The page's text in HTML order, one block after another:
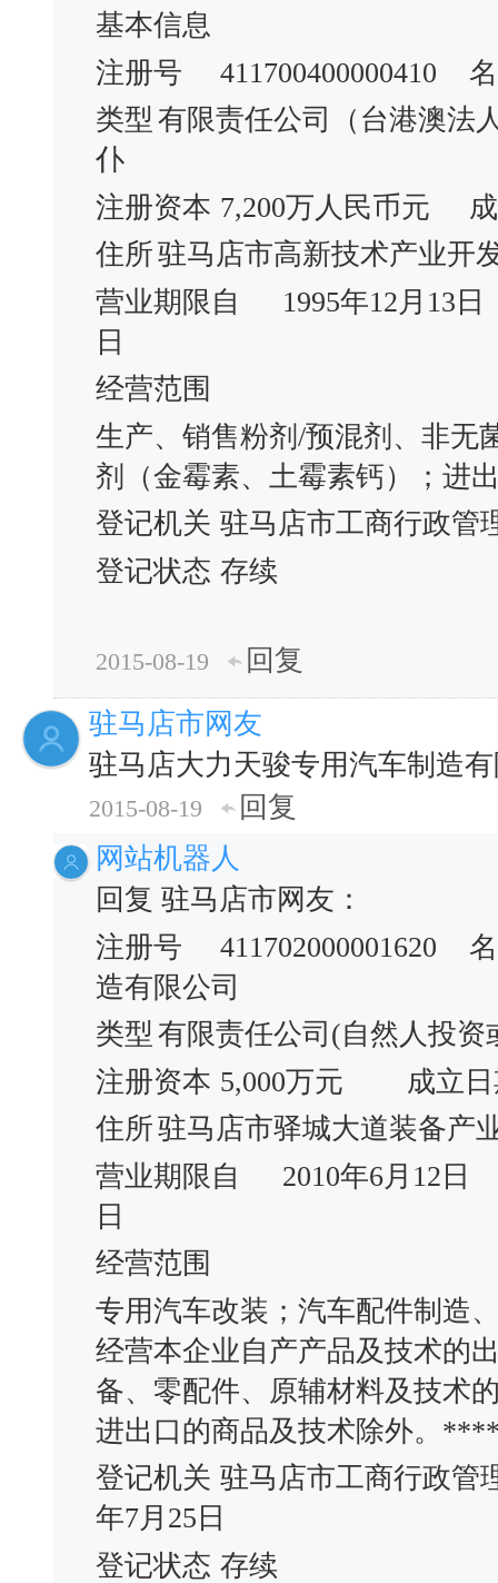
基本信息
注册号
411700400000410
类型 有限责任公司（台港澳法
仆
注册资本 7,200万人民币元
住所驻马店市高新技术产业开
营业期限自
1995年12月13日
日
经营范围
生产、销售粉剂/预混剂、非无
剂（金霉素、土霉素钙）；进
登记机关 驻马店市工商行政管
登记状态 存续
2015-08-19
回复
驻马店市网友
驻马店大力天骏专用汽车制造
2015-08-19
回复
网站机器人
回复 驻马店市网友：
注册号
411702000001620
造有限公司
类型 有限责任公司(自然人投资
注册资本 5,000万元
成立
住所驻马店市驿城大道装备产
营业期限自
2010年6月12日
日
经营范围
专用汽车改装；汽车配件制造
经营本企业自产产品及技术的
备、零配件、原辅材料及技术
进出口的商品及技术除外。
登记机关 驻马店市工商行政管
年7月25日
登记状态 存续